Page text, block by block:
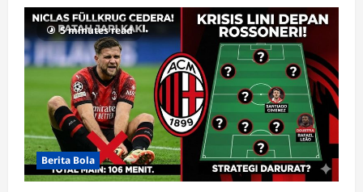
a
t
i
o
5 minutes read
Berita Bola